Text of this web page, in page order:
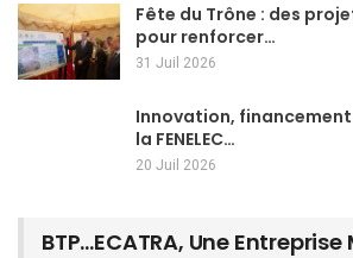
Fête du Trône : des
pour renforcer…
31 Juil 2026
Innovation,
la FENELEC…
20 Juil 2026
BTP…ECATRA, Une